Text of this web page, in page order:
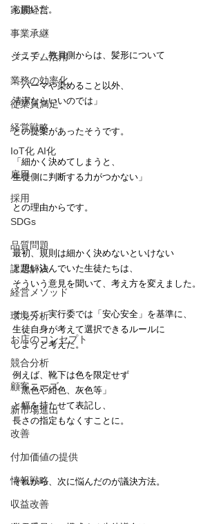
家族経営
事業承継
システム活用
業務の効率化
従業員満足
経営戦略
IoT化 AI化
雇用
採用
SDGs
品質問題
課題解決
経営メソッド
環境分析
お店のコンセプト
競合分析
顧客ニーズ
新市場進出
改善
付加価値の提供
情報戦略
収益改善
も開いた。
そこで、教員側からは、髪形について
「パーマや染めること以外、
清潔ならいいのでは」
との提案があったそうです。
「細かく決めてしまうと、
生徒側に判断する力がつかない」
との理由からです。
最初、規則は細かく決めないといけない
と思い込んでいた生徒たちは、
そういう意見を聞いて、考え方を変えました。
そして、実行委では「安心安全」を基準に、
生徒自身が考えて選択できるルールに
しようと考えた。
例えば、靴下は色を限定せず
「黒色や紺色、灰色等」
と幅を持たせて表記し、
長さの指定もなくすことに。
それから、次に悩んだのが議決方法。